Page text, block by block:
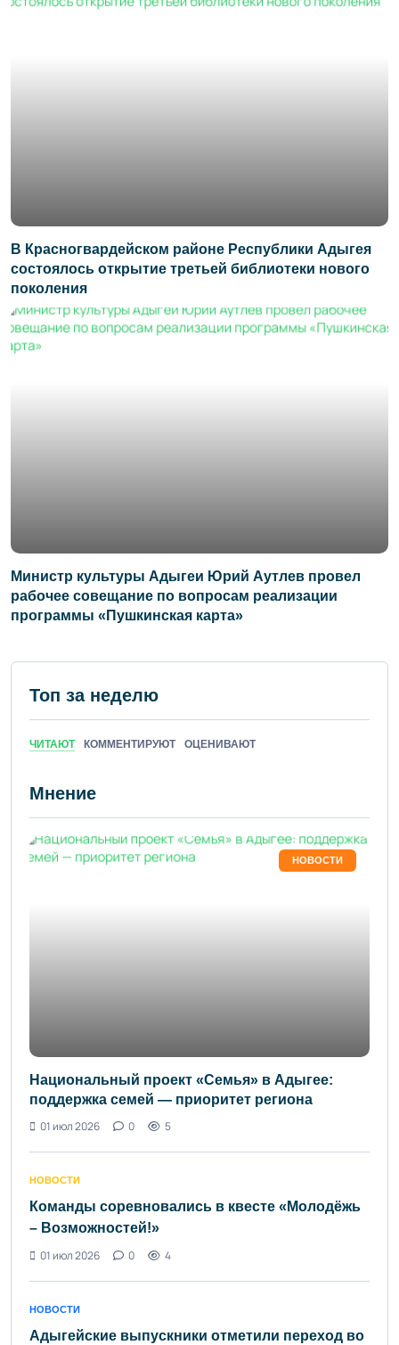
В Красногвардейском районе Республики Адыгея
состоялось открытие третьей библиотеки нового
поколения
Министр культуры Адыгеи Юрий Аутлев провел
рабочее совещание по вопросам реализации
программы «Пушкинская карта»
Топ за неделю
ЧИТАЮТ КОММЕНТИРУЮТ ОЦЕНИВАЮТ
Мнение
НОВОСТИ
Национальный проект «Семья» в Адыгее:
поддержка семей — приоритет региона
01 июл 2026
0 5
НОВОСТИ
Команды соревновались в квесте «Молодёжь
– Возможностей!»
01 июл 2026
0 4
НОВОСТИ
Адыгейские выпускники отметили переход во